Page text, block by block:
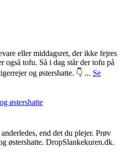
eller middagsret, der ikke fejres
tofu. Så i dag står der tofu på
og østershatte. 👇 ... Se
østershatte
end det du plejer. Prøv
østershatte. DropSlankekuren.dk.